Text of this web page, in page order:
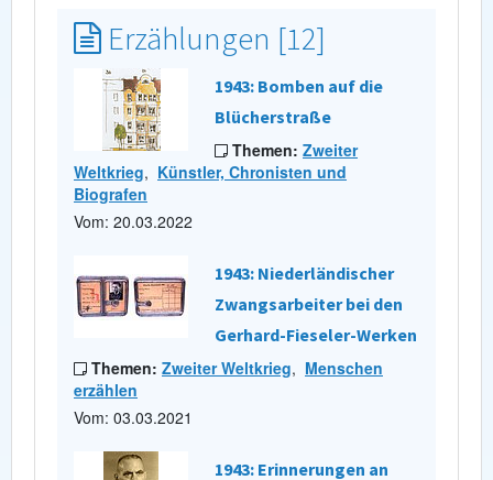
Erzählungen [12]
1943: Bomben auf die
Blücherstraße
Themen: Zweiter
Weltkrieg, Künstler, Chronisten und
Biografen
Vom: 20.03.2022
1943: Niederländischer
Zwangsarbeiter bei den
Gerhard-Fieseler-Werken
Themen: Zweiter Weltkrieg, Menschen
erzählen
Vom: 03.03.2021
1943: Erinnerungen an